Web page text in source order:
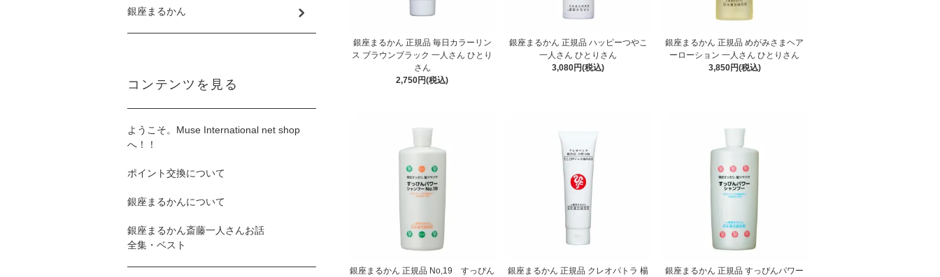
銀座まるかん 正規品 毎日カラーリン
ス ブラウンブラック 一人さん ひとり
さん
2,750円(税込)
銀座まるかん 正規品 ハッピーつやこ
一人さん ひとりさん
3,080円(税込)
銀座まるかん 正規品 めがみさまヘア
ーローション 一人さん ひとりさん
3,850円(税込)
銀座まるかん 正規品 No,19 すっぴん
銀座まるかん 正規品 クレオパトラ 楊
銀座まるかん 正規品 すっぴんパワー
銀座まるかん
コンテンツを見る
ようこそ。Muse International net shop
へ！！
ポイント交換について
銀座まるかんについて
銀座まるかん斎藤一人さんお話
全集・ベスト